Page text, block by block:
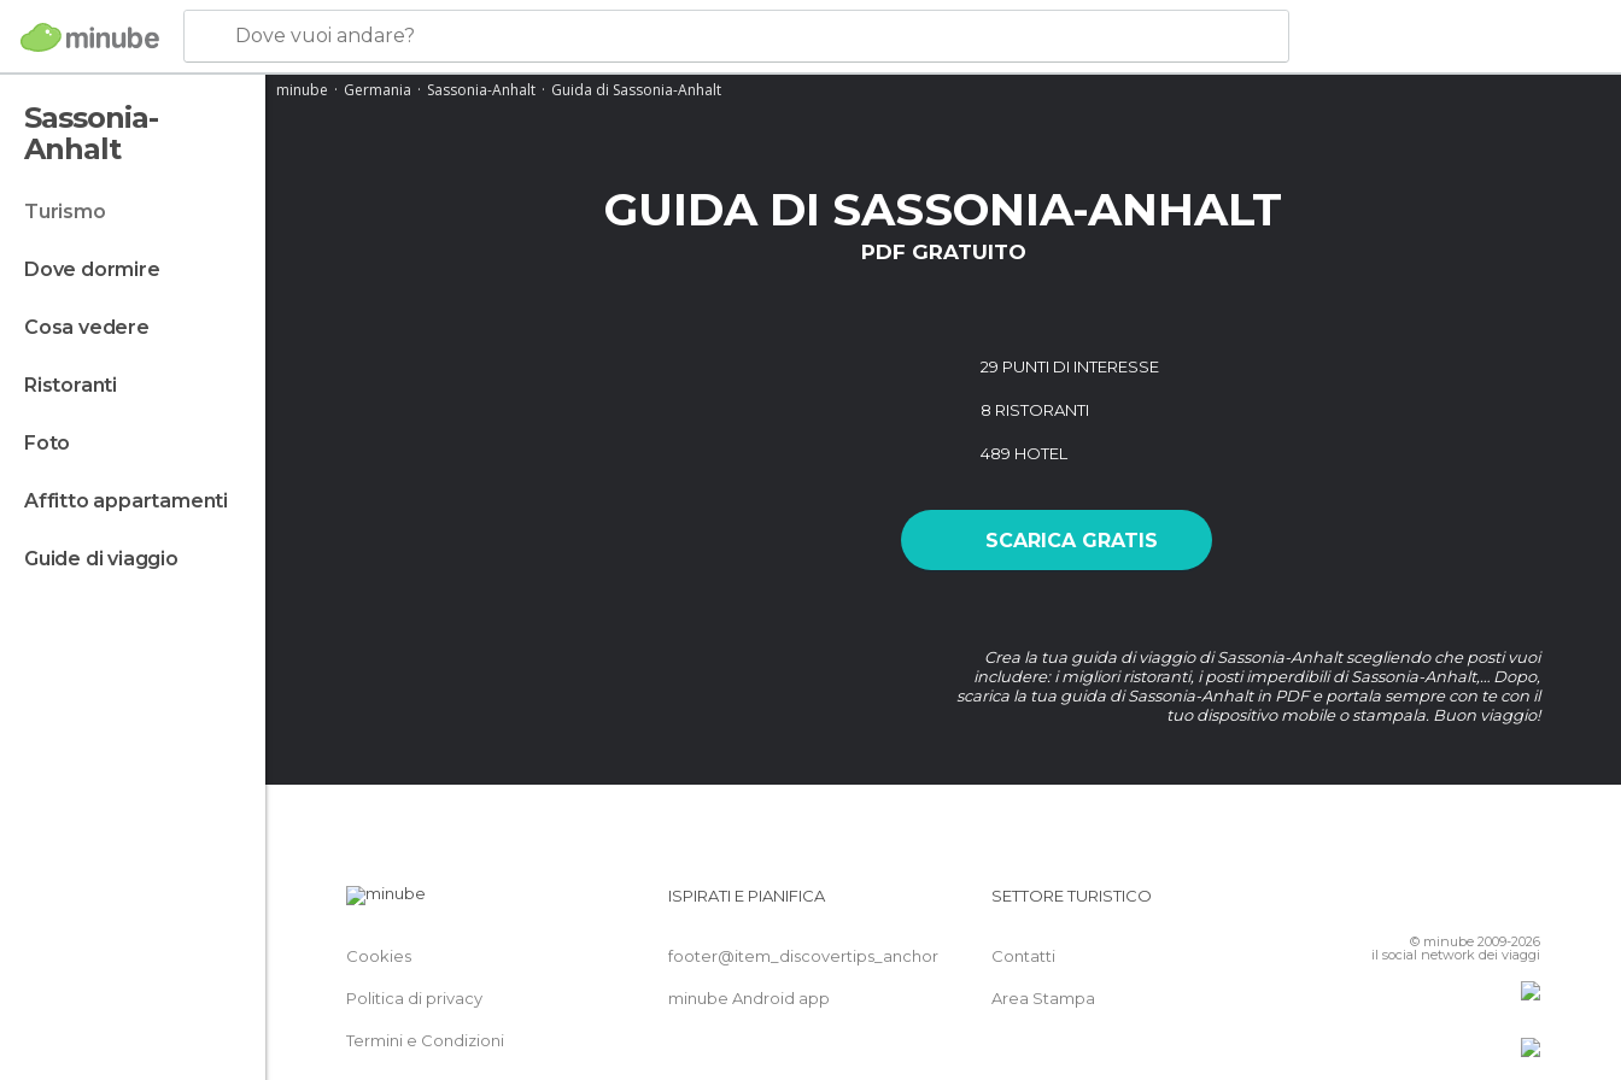
Dove vuoi andare?
Sassonia-
Anhalt
turismo
dove dormire
cosa vedere
ristoranti
foto
affitto appartamenti
guide di viaggio
minube Germania Sassonia-Anhalt Guida di Sassonia-Anhalt
GUIDA DI SASSONIA-ANHALT
PDF GRATUITO
29 PUNTI DI INTERESSE
8 RISTORANTI
489 HOTEL
SCARICA GRATIS
Crea la tua guida di viaggio di Sassonia-Anhalt scegliendo che posti vuoi
includere: i migliori ristoranti, i posti imperdibili di Sassonia-Anhalt,… Dopo,
scarica la tua guida di Sassonia-Anhalt in PDF e portala sempre con te con il
tuo dispositivo mobile o stampala. Buon viaggio!
Cookies
Politica di privacy
Termini e Condizioni
ISPIRATI E PIANIFICA
footer@item_discovertips_anchor
minube Android app
SETTORE TURISTICO
Contatti
Area Stampa
© minube 2009-2026
il social network dei viaggi